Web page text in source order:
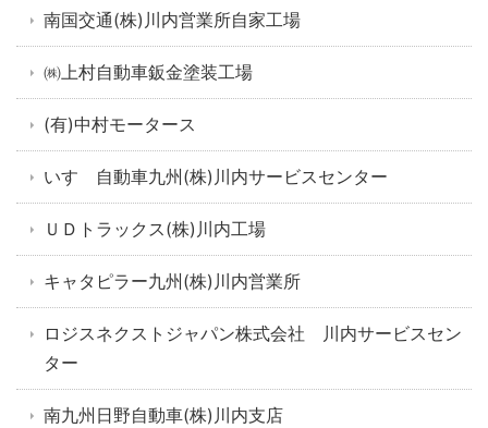
南国交通(株)川内営業所自家工場
㈱上村自動車鈑金塗装工場
(有)中村モータース
いすゞ自動車九州(株)川内サービスセンター
ＵＤトラックス(株)川内工場
キャタピラー九州(株)川内営業所
ロジスネクストジャパン株式会社 川内サービスセン
ター
南九州日野自動車(株)川内支店